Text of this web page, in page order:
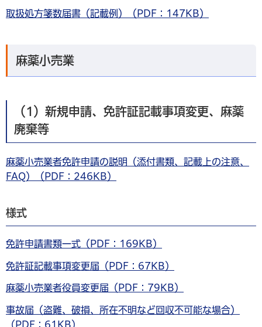
取扱処方箋数届書（記載例）（PDF：147KB）
麻薬小売業
（1）新規申請、免許証記載事項変更、麻薬
廃棄等
麻薬小売業者免許申請の説明（添付書類、記載上の注意、
FAQ）（PDF：246KB）
様式
免許申請書類一式（PDF：169KB）
免許証記載事項変更届（PDF：67KB）
麻薬小売業者役員変更届（PDF：79KB）
事故届（盗難、破損、所在不明など回収不可能な場合）
（PDF：61KB）